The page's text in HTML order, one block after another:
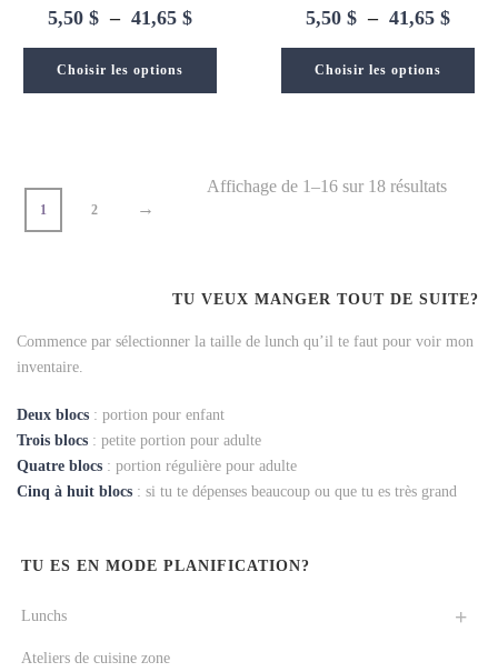
5,50 $ – 41,65 $Plage
Choisir les options
5,50$ – 41,65$Plage
Choisir les options
1 2 →
Affichage de 1–16 sur 18 résultats
TU VEUX MANGER TOUT DE SUITE?
Commence par sélectionner la taille de lunch qu’il te faut pour voir mon
inventaire.
Deux blocs : portion pour enfant
Trois blocs : petite portion pour adulte
Quatre blocs : portion régulière pour adulte
Cinq à huit blocs : si tu te dépenses beaucoup ou que tu es très grand
TU ES EN MODE PLANIFICATION?
Lunchs
Ateliers de cuisine zone